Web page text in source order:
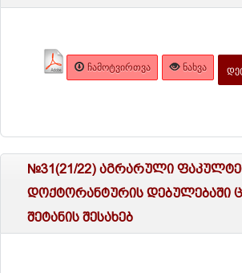
ᲩᲐᲛᲝᲢᲕᲘᲠᲗᲕᲐ ᲜᲐᲮᲕᲐ
№31(21/22) აგრარული
დოქტორანტურის დებულებაში
შეტანის შესახებ